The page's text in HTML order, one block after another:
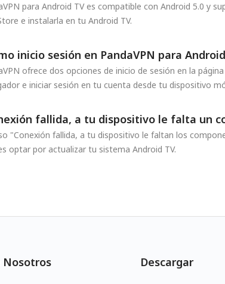
para Android TV es compatible con Android 5.0 y
e instalarla en tu Android TV.
inicio sesión en PandaVPN para
ofrece dos opciones de inicio de sesión en la
e iniciar sesión en tu cuenta desde tu dispositivo
fallida, a tu dispositivo le falta un
"Conexión fallida, a tu dispositivo le faltan los
optar por actualizar tu sistema Android TV.
Nosotros Descargar